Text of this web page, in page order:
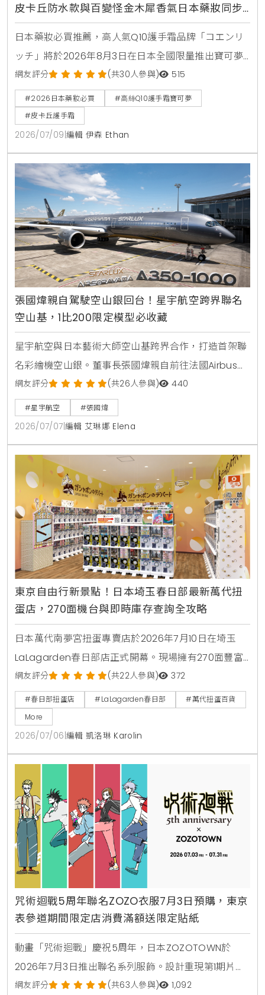
皮卡丘防水款與百變怪金木犀香氣日本藥妝同步
登場
日本藥妝必買推薦，高人氣Q10護手霜品牌「コエンリ
ッチ」將於2026年8月3日在日本全國限量推出寶可夢
限定包裝，包含皮卡丘，伊布，百變怪等7款超人氣角
色，全系列8款功能各自針對美白，抗皺，保濕與夜間
修護，是兼具視覺與護膚效果的伴手禮首選
網友評分 (共30人參與) 515
#2026日本藥妝必買
#高絲Q10護手霜寶可夢
#皮卡丘護手霜
2026/07/09 編輯 伊森 Ethan
張國煒親自駕駛空山銀回台！星宇航空跨界聯名
空山基，1比200限定模型必收藏
星宇航空與日本藝術大師空山基跨界合作，打造首架聯
名彩繪機空山銀。董事長張國煒親自前往法國Airbus總
部交機，並將飛機駕駛回台。機身採用特殊雲母塗料呈
現液態金屬質感，機腹更巧妙融入機械鯊魚設計。1比
200限量飛機模型於7月5日起在星宇小舖開賣。
網友評分 (共26人參與) 440
#星宇航空 #張國煒
2026/07/07 編輯 艾琳娜 Elena
東京自由行新景點！日本埼玉春日部最新萬代扭
蛋店，270面機台與即時庫存查詢全攻略
日本萬代南夢宮扭蛋專賣店於2026年7月10日在埼玉
LaLagarden春日部店正式開幕。現場擁有270面豐富
機台，包含蠟筆小新壽司公仔、排球少年等最新萬代熱
門扭蛋商品。引進線上即時庫存查詢系統，並於開幕前
3天推出追蹤社群送棉質束口袋、回收空蛋殼換特製提
袋等好康活動，是東京自由行最新景點。
網友評分 (共22人參與) 372
#春日部扭蛋店 #LaLagarden春日部
#萬代扭蛋百貨
More
2026/07/06 編輯 凱洛琳 Karolin
咒術迴戰5周年聯名ZOZO衣服7月3日預購，東京
表參道期間限定店消費滿額送限定貼紙
動畫「咒術迴戰」慶祝5周年，日本ZOZOTOWN於
2026年7月3日推出聯名系列服飾。設計重現第1期片尾
曲的時髦街頭風格，推出連帽衫，T恤及側背包等22款
網友評分 (共63人參與) 1,092